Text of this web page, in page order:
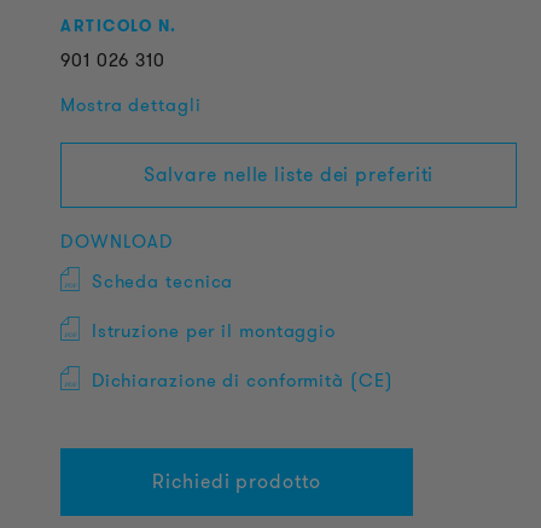
ARTICOLO N.
901 026 310
Mostra dettagli
Salvare nelle liste dei preferiti
DOWNLOAD
Scheda tecnica
Istruzione per il montaggio
Dichiarazione di conformità (CE)
Richiedi prodotto